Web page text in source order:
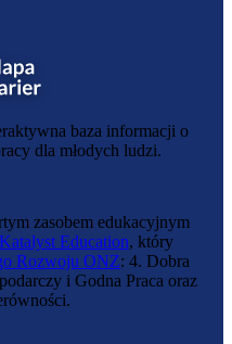
baza informacji o
dla młodych ludzi.
zasobem edukacyjnym
Education, który
Rozwoju ONZ: 4. Dobra
i Godna Praca oraz